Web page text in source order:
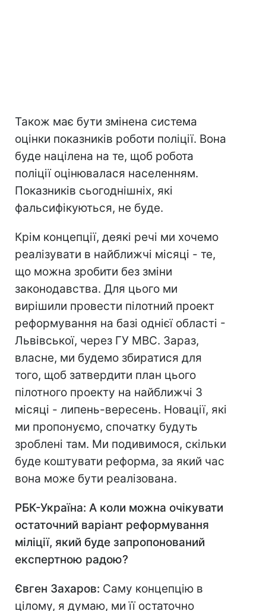
Також має бути змінена система
оцінки показників роботи поліції. Вона
буде націлена на те, щоб робота
поліції оцінювалася населенням.
Показників сьогоднішніх, які
фальсифікуються, не буде.
Крім концепції, деякі речі ми хочемо
реалізувати в найближчі місяці - те,
що можна зробити без зміни
законодавства. Для цього ми
вирішили провести пілотний проект
реформування на базі однієї області -
Львівської, через ГУ МВС. Зараз,
власне, ми будемо збиратися для
того, щоб затвердити план цього
пілотного проекту на найближчі 3
місяці - липень-вересень. Новації, які
ми пропонуємо, спочатку будуть
зроблені там. Ми подивимося, скільки
буде коштувати реформа, за який час
вона може бути реалізована.
РБК-Україна: А коли можна очікувати
остаточний варіант реформування
міліції, який буде запропонований
експертною радою?
Євген Захаров: Саму концепцію в
цілому, я думаю, ми її остаточно